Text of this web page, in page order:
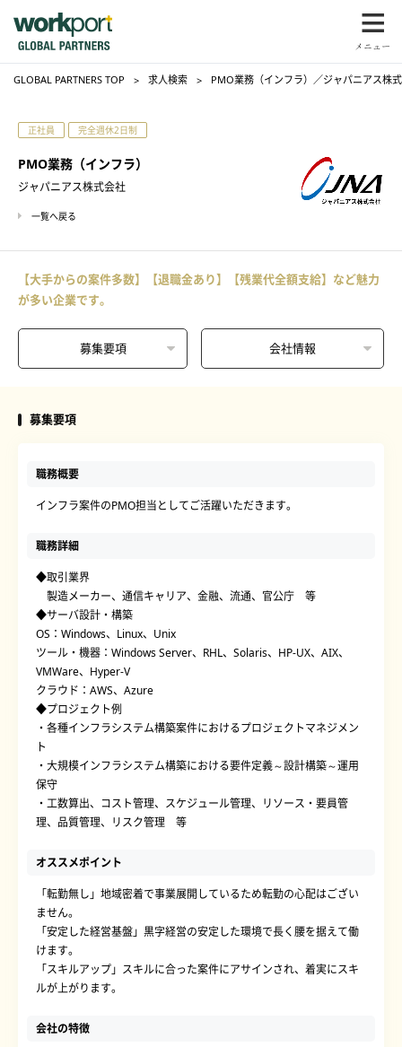
GLOBAL PARTNERS TOP 求人検索 PMO業務（インフラ）／ジャパニアス株
正社員 完全週休2日制
PMO業務（インフラ）
ジャパニアス株式会社
一覧へ戻る
【大手からの案件多数】【退職金あり】【残業代全額支給】など魅力
が多い企業です。
募集要項 会社情報
募集要項
職務概要
インフラ案件のPMO担当としてご活躍いただきます。
職務詳細
◆取引業界
製造メーカー、通信キャリア、金融、流通、官公庁 等
◆サーバ設計・構築
OS：Windows、Linux、Unix
ツール・機器：Windows Server、RHL、Solaris、HP-UX、AIX、
VMWare、Hyper-V
クラウド：AWS、Azure
◆プロジェクト例
・各種インフラシステム構築案件におけるプロジェクトマネジメン
ト
・大規模インフラシステム構築における要件定義～設計構築～運用
保守
・工数算出、コスト管理、スケジュール管理、リソース・要員管
理、品質管理、リスク管理 等
オススメポイント
「転勤無し」地域密着で事業展開しているため転勤の心配はござい
ません。
「安定した経営基盤」黒字経営の安定した環境で長く腰を据えて働
けます。
「スキルアップ」スキルに合った案件にアサインされ、着実にスキ
ルが上がります。
会社の特徴